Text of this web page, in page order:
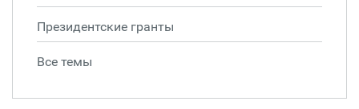
Президентские гранты
Все темы